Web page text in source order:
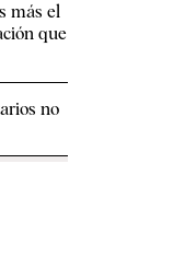
más el
que
no